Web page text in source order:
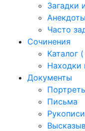
Загадки
Часто
Сочинения
Каталог
Находки
Документы
Письма
Рукописи